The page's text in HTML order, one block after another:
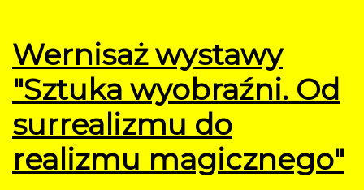
Wernisaż wystawy
"Sztuka wyobraźni. Od
surrealizmu do
realizmu magicznego"